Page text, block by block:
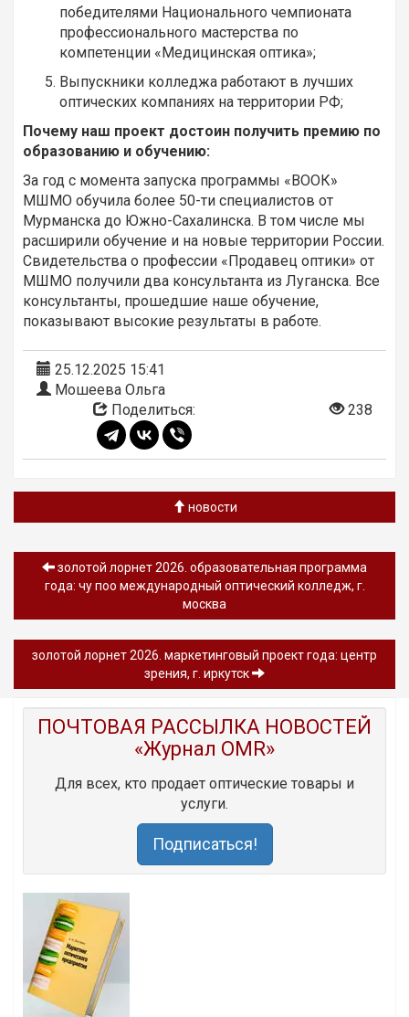
победителями Национального чемпионата
профессионального мастерства по
компетенции «Медицинская оптика»;
Выпускники колледжа работают в лучших
оптических компаниях на территории РФ;
Почему наш проект достоин получить премию по
образованию и обучению:
За год с момента запуска программы «ВООК»
МШМО обучила более 50-ти специалистов от
Мурманска до Южно-Сахалинска. В том числе мы
расширили обучение и на новые территории России.
Свидетельства о профессии «Продавец оптики» от
МШМО получили два консультанта из Луганска. Все
консультанты, прошедшие наше обучение,
показывают высокие результаты в работе.
25.12.2025 15:41
Мошеева Ольга
Поделиться:
238
новости
золотой лорнет 2026. образовательная программа
года: чу поо международный оптический колледж, г.
москва
золотой лорнет 2026. маркетинговый проект года: центр
зрения, г. иркутск
ПОЧТОВАЯ РАССЫЛКА НОВОСТЕЙ
«Журнал OMR»
Для всех, кто продает оптические товары и
услуги.
Подписаться!